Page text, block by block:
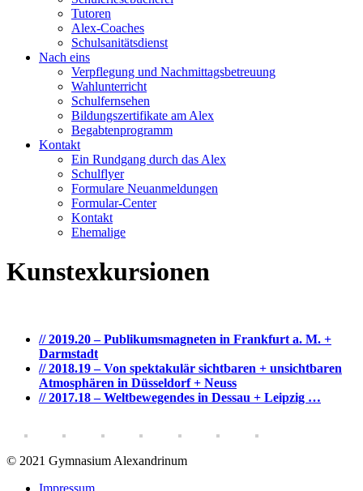
Tutoren
Alex-Coaches
Schulsanitätsdienst
Nach eins
Verpflegung und Nachmittagsbetreuung
Wahlunterricht
Schulfernsehen
Bildungszertifikate am Alex
Begabtenprogramm
Kontakt
Ein Rundgang durch das Alex
Schulflyer
Formulare Neuanmeldungen
Formular-Center
Kontakt
Ehemalige
Kunstexkursionen
// 2019.20 – Publikumsmagneten in Frankfurt a. M. +
Darmstadt
// 2018.19 – Von spektakulär sichtbaren + unsichtbaren
Atmosphären in Düsseldorf + Neuss
// 2017.18 – Weltbewegendes in Dessau + Leipzig …
© 2021 Gymnasium Alexandrinum
Impressum